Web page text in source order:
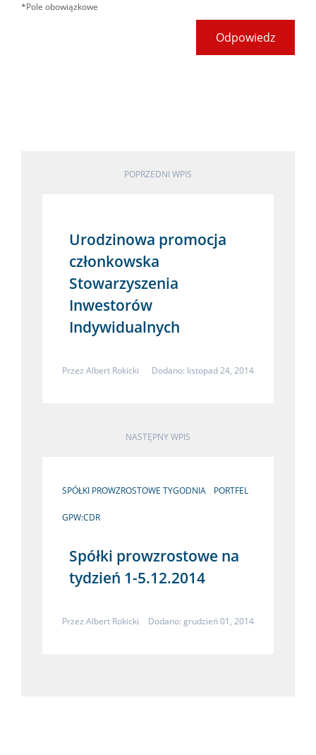
*Pole obowiązkowe
Odpowiedz
POPRZEDNI WPIS
Urodzinowa promocja
członkowska
Stowarzyszenia
Inwestorów
Indywidualnych
Przez Albert Rokicki Dodano: listopad 24, 2014
NASTĘPNY WPIS
SPÓŁKI PROWZROSTOWE TYGODNIA PORTFEL
GPW:CDR
Spółki prowzrostowe na
tydzień 1-5.12.2014
Przez Albert Rokicki Dodano: grudzień 01, 2014